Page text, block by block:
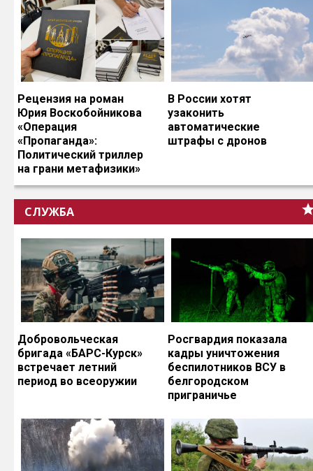
Рецензия на роман
Юрия Воскобойникова
«Операция
«Пропаганда»:
Политический триллер
на грани метафизики»
В России хотят
узаконить
автоматические
штрафы с дронов
СЛУЖБА
Добровольческая
бригада «БАРС-Курск»
встречает летний
период во всеоружии
Росгвардия показала
кадры уничтожения
беспилотников ВСУ в
белгородском
приграничье